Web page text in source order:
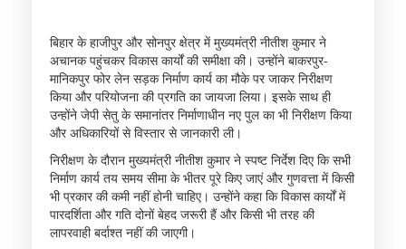
बिहार के हाजीपुर और सोनपुर क्षेत्र में मुख्यमंत्री नीतीश कुमार ने
अचानक पहुंचकर विकास कार्यों की समीक्षा की। उन्होंने बाकरपुर-
मानिकपुर फोर लेन सड़क निर्माण कार्य का मौके पर जाकर निरीक्षण
किया और परियोजना की प्रगति का जायजा लिया। इसके साथ ही
उन्होंने जेपी सेतु के समानांतर निर्माणाधीन नए पुल का भी निरीक्षण किया
और अधिकारियों से विस्तार से जानकारी ली।
निरीक्षण के दौरान मुख्यमंत्री नीतीश कुमार ने स्पष्ट निर्देश दिए कि सभी
निर्माण कार्य तय समय सीमा के भीतर पूरे किए जाएं और गुणवत्ता में किसी
भी प्रकार की कमी नहीं होनी चाहिए। उन्होंने कहा कि विकास कार्यों में
पारदर्शिता और गति दोनों बेहद जरूरी हैं और किसी भी तरह की
लापरवाही बर्दाश्त नहीं की जाएगी।